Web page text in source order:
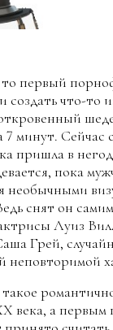
первый
создать что-
7 минут.
пришла в
пока
необычными
снят он
Луиз
Грей,
неповторимой
века, а